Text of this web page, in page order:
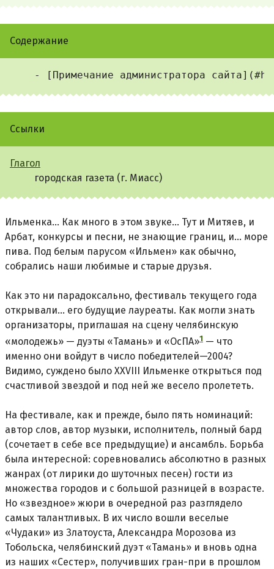
Содержание
Ссылки
Глагол
городская газета (г. Миасс)
Ильменка... Как много в этом звуке... Тут и Митяев, и
Арбат, конкурсы и песни, не знающие границ, и... море
пива. Под белым парусом «Ильмен» как обычно,
собрались наши любимые и старые друзья.
Как это ни парадоксально, фестиваль текущего года
открывали... его будущие лауреаты. Как могли знать
организаторы, приглашая на сцену челябинскую
«молодежь» — дуэты «Тамань» и «ОсПА»1 — что
именно они войдут в число победителей—2004?
Видимо, суждено было ХХVIII Ильменке открыться под
счастливой звездой и под ней же весело пролететь.
На фестивале, как и прежде, было пять номинаций:
автор слов, автор музыки, исполнитель, полный бард
(сочетает в себе все предыдущие) и ансамбль. Борьба
была интересной: соревновались абсолютно в разных
жанрах (от лирики до шуточных песен) гости из
множества городов и с большой разницей в возрасте.
Но «звездное» жюри в очередной раз разглядело
самых талантливых. В их число вошли веселые
«Чудаки» из Златоуста, Александра Морозова из
Тобольска, челябинский дуэт «Тамань» и вновь одна
из наших «Сестер», получивших гран-при в прошлом